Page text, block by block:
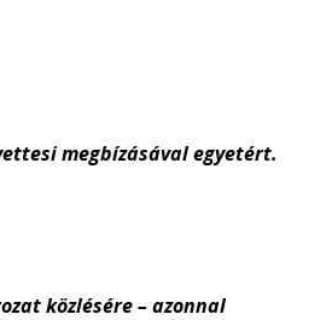
megbízásával egyetért.
közlésére – azonnal